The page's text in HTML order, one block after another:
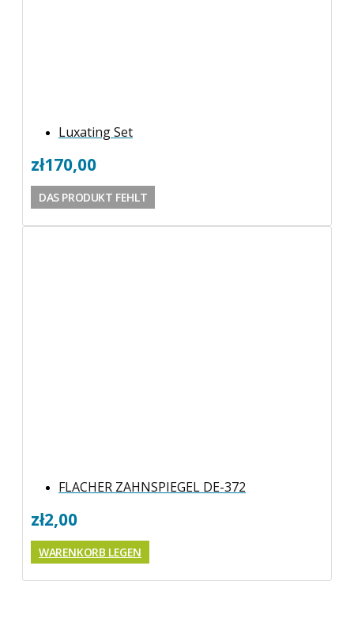
Luxating Set
zł170,00
DAS PRODUKT FEHLT
FLACHER ZAHNSPIEGEL DE-372
zł2,00
WARENKORB LEGEN